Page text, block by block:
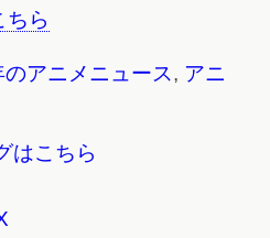
ら
アニメニュース, アニ
はこちら